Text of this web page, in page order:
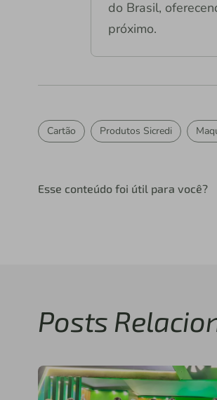
do Brasil,
próximo.
Cartão Produtos Sicredi
Esse conteúdo foi útil para você?
Posts